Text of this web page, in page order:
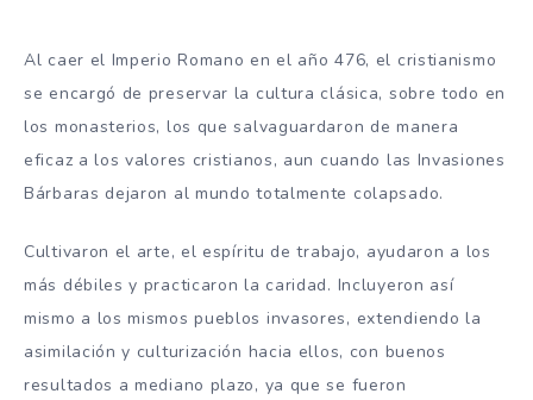
Al caer el Imperio Romano en el año 476, el cristianismo
se encargó de preservar la cultura clásica, sobre todo en
los monasterios, los que salvaguardaron de manera
eficaz a los valores cristianos, aun cuando las Invasiones
Bárbaras dejaron al mundo totalmente colapsado.
Cultivaron el arte, el espíritu de trabajo, ayudaron a los
más débiles y practicaron la caridad. Incluyeron así
mismo a los mismos pueblos invasores, extendiendo la
asimilación y culturización hacia ellos, con buenos
resultados a mediano plazo, ya que se fueron